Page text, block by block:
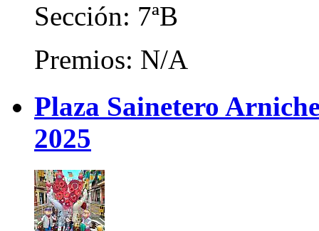
Sección: 7ªB
Premios: N/A
Plaza Sainetero
2025